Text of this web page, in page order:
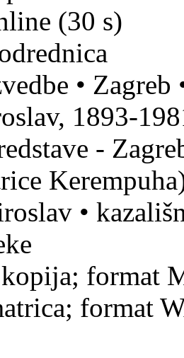
(30 s)
• Zagreb
1893-
-
•
format
format